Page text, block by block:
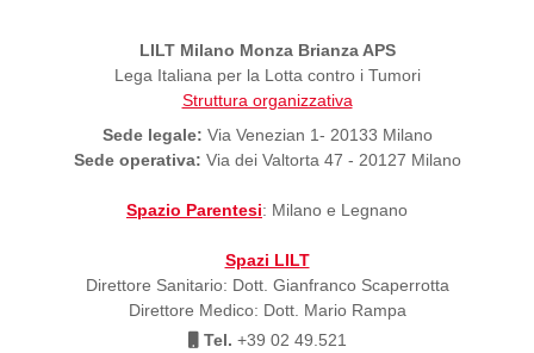
LILT Milano Monza Brianza APS
Lega Italiana per la Lotta contro i Tumori
Struttura organizzativa
Sede legale: Via Venezian 1- 20133 Milano
Sede operativa: Via dei Valtorta 47 - 20127 Milano
Spazio Parentesi: Milano e Legnano
Spazi LILT
Direttore Sanitario: Dott. Gianfranco Scaperrotta
Direttore Medico: Dott. Mario Rampa
Tel. +39 02 49.521